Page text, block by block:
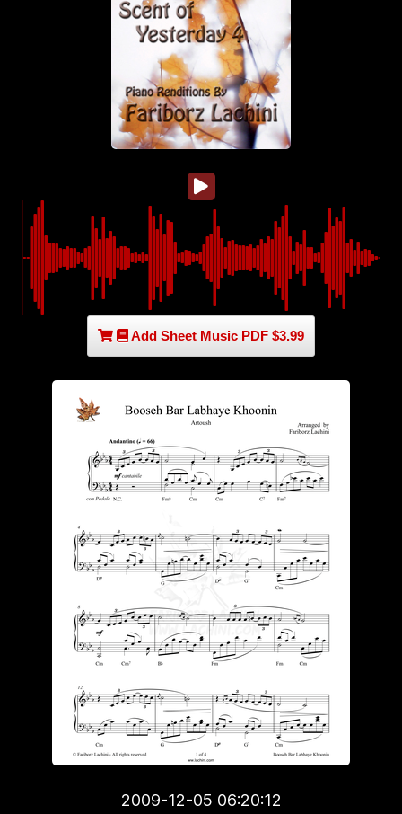
Add Sheet Music PDF $3.99
2009-12-05 06:20:12